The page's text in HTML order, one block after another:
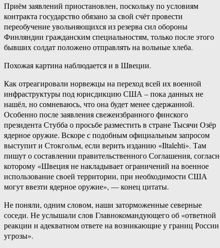
Приём заявлений приостановлен, поскольку по условиям
контракта государство обязано за свой счёт провести
переобучение увольняющихся из резерва сил обороны
Финляндии гражданским специальностям, только после этого
бывших солдат положено отправлять на вольные хлеба.
Похожая картина наблюдается и в Швеции.
Как отреагировали норвежцы на переход всей их военной
инфраструктуры под юрисдикцию США – пока данных не
нашёл, но сомневаюсь, что она будет менее сдержанной.
Особенно после заявления свежеизбранного финского
президента Стубба о просьбе разместить в стране Тысячи Озёр
ядерное оружие. Вскоре с подобным официальным запросом
выступит и Стокгольм, если верить изданию «Iltalehti». Там
пишут о составлении правительственного Соглашения,
которому «Швеция не накладывает ограничений на военное
использование своей территории, при необходимости США
могут ввезти ядерное оружие», — конец цитаты.
Не поняли, одним словом, наши заторможенные северные
соседи. Не услышали слов Главнокомандующего об «ответной
реакции и адекватном ответе на возникающие у границ России
угрозы».